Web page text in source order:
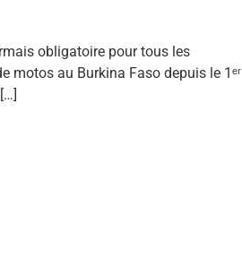
obligatoire pour tous les
motos au Burkina Faso depuis le 1ᵉʳ